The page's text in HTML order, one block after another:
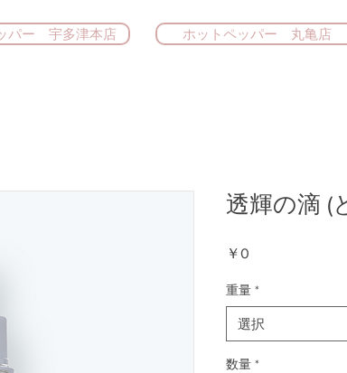
パー 宇多津本店 ホットペッパー 丸亀店
透輝の滴 (
￥0
重量 *
選択
数量 *